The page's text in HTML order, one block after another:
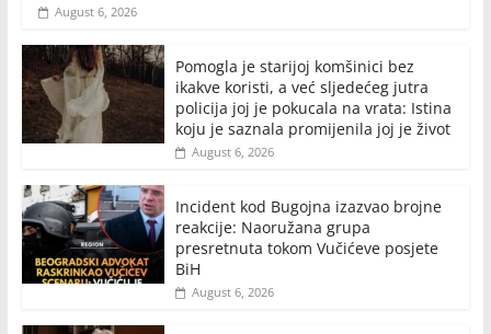
August 6, 2026
Pomogla je starijoj komšinici bez
ikakve koristi, a već sljedećeg jutra
policija joj je pokucala na vrata: Istina
koju je saznala promijenila joj je život
August 6, 2026
Incident kod Bugojna izazvao brojne
reakcije: Naoružana grupa
presretnuta tokom Vučićeve posjete
BiH
August 6, 2026